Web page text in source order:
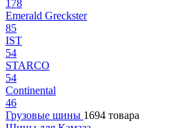
178
Emerald Greckster
85
IST
54
STARCO
54
Continental
46
Грузовые шины 1694 товара